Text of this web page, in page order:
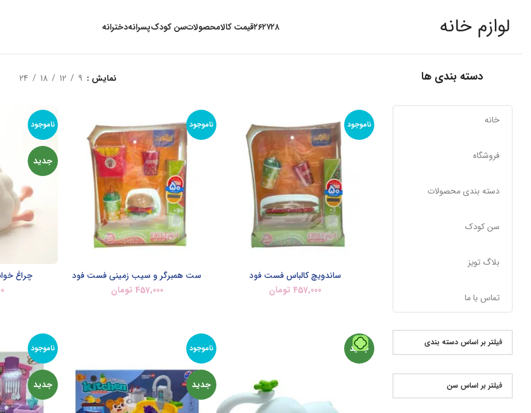
لوازم خانه ۲۸۲۷۲۶قیمت کالامحصولاتسن کودکپسرانهدخترانه
دسته بندی ها
خانه
فروشگاه
دسته بندی محصولات
سن کودک
بلاگ تویز
تماس با ما
فیلتر بر اساس دسته بندی
فیلتر بر اساس سن
نمایش 9
12
18
24
ناموجود
ساندویچ کالباس فست فود
457,000 تومان
ناموجود
ست همبرگر و سیب زمینی فست فود
457,000 تومان
ناموجود
جدید
چراغ
جدید ناموجود
جدید
ناموجود
جدید